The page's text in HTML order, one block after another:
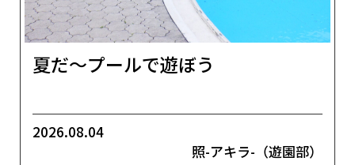
夏だ～プールで遊ぼう
2026.08.04
照-アキラ-（遊園部）